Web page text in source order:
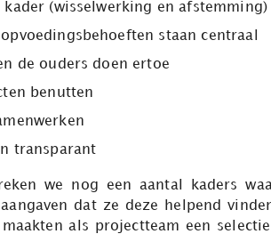
kader (wisselwerking en afstemming)
staan centraal
de ouders doen ertoe
benutten
transparant
we nog een aantal kaders
aangaven dat ze deze helpend
als projectteam een